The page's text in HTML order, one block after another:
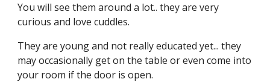
You will see them around a lot.. they are very
curious and love cuddles.
They are young and not really educated yet... they
may occasionally get on the table or even come into
your room if the door is open.